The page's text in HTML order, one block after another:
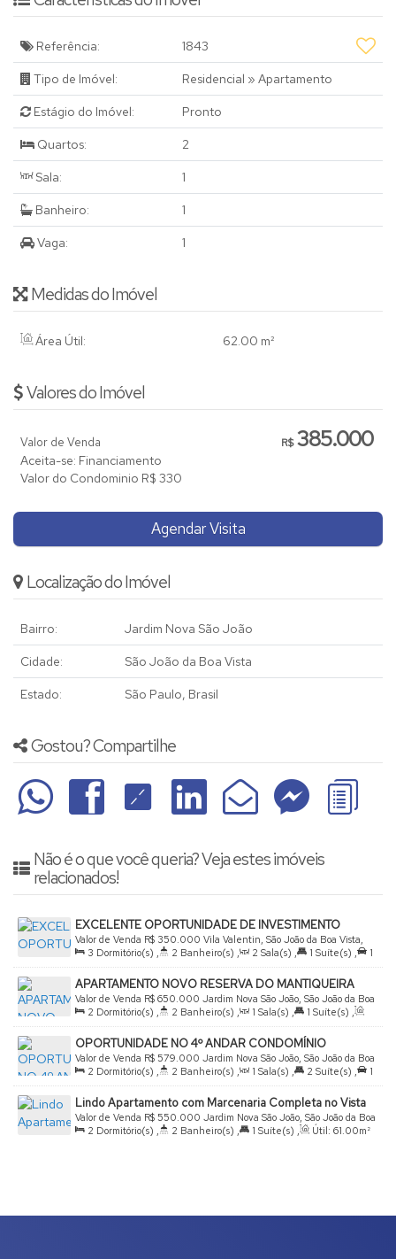
Referência: 1843
Tipo de Imóvel: Residencial » Apartamento
Estágio do Imóvel: Pronto
Quartos: 2
Sala: 1
Banheiro: 1
Vaga: 1
Medidas do Imóvel
Área Útil: 62.00 m²
Valores do Imóvel
R$385.000
Valor de Venda
Aceita-se: Financiamento
Valor do Condominio R$ 330
Agendar Visita
Localização do Imóvel
Bairro: Jardim Nova São João
Cidade: São João da Boa Vista
Estado: São Paulo, Brasil
Gostou? Compartilhe
Não é o que você queria? Veja estes imóveis
relacionados!
EXCELENTE OPORTUNIDADE DE INVESTIMENTO
R$ 350.000
Valor de Venda
Vila Valentin, São João da Boa Vista,
São Paulo, Brasil
3 Dormitório(s) , 2 Banheiro(s) , 2 Sala(s) , 1 Suíte(s) ,
1
Vaga(s) , Útil: 75.00m²
APARTAMENTO NOVO RESERVA DO MANTIQUEIRA
R$ 650.000
Valor de Venda
Jardim Nova São João, São João da Boa
Vista, São Paulo, Brasil
2 Dormitório(s) , 2 Banheiro(s) , 1 Sala(s) , 1 Suíte(s) ,
Total: 65.00m² , 1 Vaga(s) , Útil: 65.00m²
OPORTUNIDADE NO 4º ANDAR CONDOMÍNIO
RESERVA DO MANTIQUEIRA
R$ 579.000
Valor de Venda
Jardim Nova São João, São João da Boa
Vista, São Paulo, Brasil
2 Dormitório(s) , 2 Banheiro(s) , 1 Sala(s) , 2 Suíte(s) ,
1
Vaga(s) , Útil: 66.00m²
Lindo Apartamento com Marcenaria Completa no Vista
do Sol
R$ 550.000
Valor de Venda
Jardim Nova São João, São João da Boa
Vista, São Paulo, Brasil
2 Dormitório(s) , 2 Banheiro(s) , 1 Suíte(s) , Útil: 61.00m²